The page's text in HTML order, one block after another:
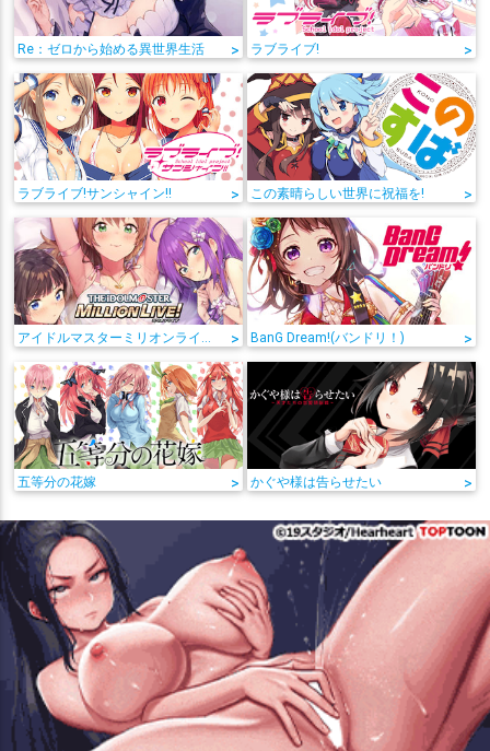
Re：ゼロから始める異世界生活 > ラブライブ! >
ラブライブ!サンシャイン!! > この素晴らしい世界に祝福を! >
> BanG Dream!(バンドリ！) >
五等分の花嫁 > かぐや様は告らせたい >